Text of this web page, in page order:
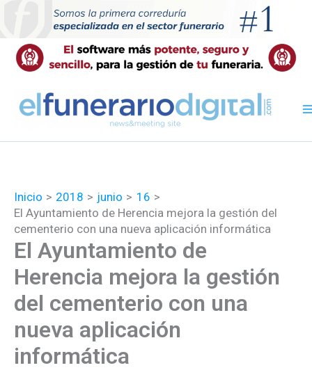
contenido
Inicio 2018 junio
16
El Ayuntamiento de Herencia mejora la gestión del
cementerio con una nueva aplicación informática
El Ayuntamiento de
Herencia mejora la gestión
del cementerio con una
nueva aplicación
informática